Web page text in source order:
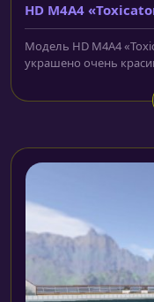
HD M4A4
Модель HD M4A4
украшено очень